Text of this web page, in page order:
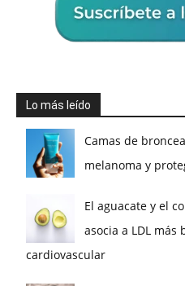
Lo más leído
Camas de
melanoma y
El aguacate y el
asocia a LDL más
cardiovascular